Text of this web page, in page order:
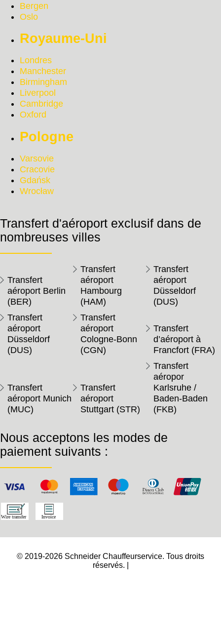
Bergen
Oslo
Royaume-Uni
Londres
Manchester
Birmingham
Liverpool
Cambridge
Oxford
Pologne
Varsovie
Cracovie
Gdańsk
Wrocław
Transfert d'aéroport exclusif dans de
nombreuses villes
Transfert
aéroport Berlin
(BER)
Transfert
aéroport
Hambourg
(HAM)
Transfert
aéroport
Düsseldorf
(DUS)
Transfert
aéroport
Düsseldorf
(DUS)
Transfert
aéroport
Cologne-Bonn
(CGN)
Transfert
d’aéroport à
Francfort (FRA)
Transfert
aéroport Munich
(MUC)
Transfert
aéroport
Stuttgart (STR)
Transfert
aéropor
Karlsruhe /
Baden-Baden
(FKB)
Nous acceptons les modes de
paiement suivants :
© 2019-2026 Schneider Chauffeurservice. Tous droits
réservés. |